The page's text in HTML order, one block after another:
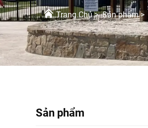
Trang Chủ>Sản phẩm>
Sản phẩm